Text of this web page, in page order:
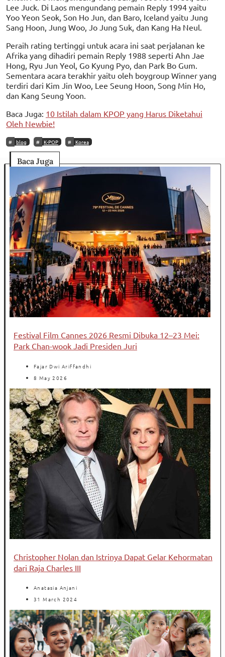
Lee Juck. Di Laos mengundang pemain Reply 1994 yaitu
Yoo Yeon Seok, Son Ho Jun, dan Baro, Iceland yaitu Jung
Sang Hoon, Jung Woo, Jo Jung Suk, dan Kang Ha Neul.
Peraih rating tertinggi untuk acara ini saat perjalanan ke
Afrika yang dihadiri pemain Reply 1988 seperti Ahn Jae
Hong, Ryu Jun Yeol, Go Kyung Pyo, dan Park Bo Gum.
Sementara acara terakhir yaitu oleh boygroup Winner yang
terdiri dari Kim Jin Woo, Lee Seung Hoon, Song Min Ho,
dan Kang Seung Yoon.
Baca Juga: 10 Istilah dalam KPOP yang Harus Diketahui
Oleh Newbie!
blog K-POP Korea
Baca Juga
Festival Film Cannes 2026 Resmi Dibuka 12–23 Mei:
Park Chan-wook Jadi Presiden Juri
Fajar Dwi Ariffandhi
8 May 2026
Christopher Nolan dan Istrinya Dapat Gelar Kehormatan
dari Raja Charles III
Anatasia Anjani
31 March 2024